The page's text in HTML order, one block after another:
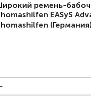
ремень-
EASyS
(Германия)